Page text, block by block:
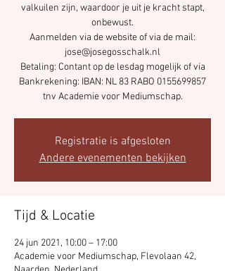
valkuilen zijn, waardoor je uit je kracht stapt,
onbewust.
Aanmelden via de website of via de mail:
jose@josegosschalk.nl
Betaling: Contant op de lesdag mogelijk of via
Bankrekening: IBAN: NL 83 RABO 0155699857
tnv Academie voor Mediumschap.
Registratie is afgesloten
Andere evenementen bekijken
Tijd & Locatie
24 jun 2021, 10:00 – 17:00
Academie voor Mediumschap, Flevolaan 42,